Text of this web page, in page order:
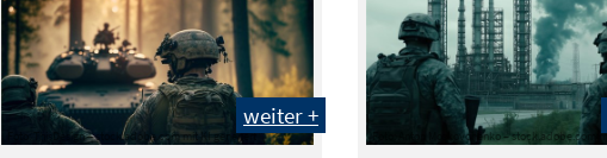
Foto: ThisDesign – stock.adobe.com mit KI generiert
weiter +
Foto: Anton Moskovchenko – stock.adobe.com